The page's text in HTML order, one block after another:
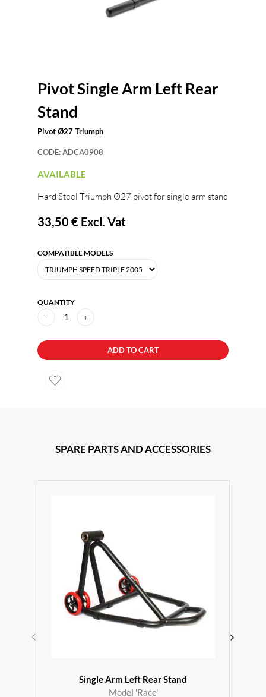
Pivot Single Arm Left Rear
Stand
Pivot Ø27 Triumph
CODE:ADCA0908
AVAILABLE
Hard Steel Triumph Ø27 pivot for single arm stand
33,50 € Excl. Vat
COMPATIBLE MODELS
QUANTITY
- 1 +
ADD TO CART
SPARE PARTS AND ACCESSORIES
Single Arm Left Rear Stand
Model 'Race'